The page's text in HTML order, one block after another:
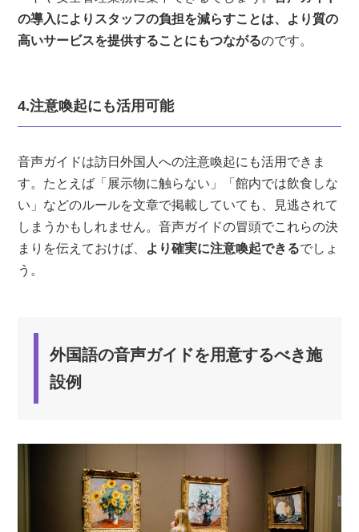
の導入によりスタッフの負担を減らすことは、より質の
高いサービスを提供することにもつながるのです。
4.注意喚起にも活用可能
音声ガイドは訪日外国人への注意喚起にも活用できま
す。たとえば「展示物に触らない」「館内では飲食しな
い」などのルールを文章で掲載していても、見逃されて
しまうかもしれません。音声ガイドの冒頭でこれらの決
まりを伝えておけば、
より確実に注意喚起できるでしょ
う。
外国語の音声ガイドを用意するべき施
設例